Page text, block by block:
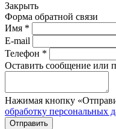
Закрыть
Форма обратной связи
Имя *
E-mail
Телефон *
Оставить сообщение или
Нажимая кнопку
обработку персональных
Отправить